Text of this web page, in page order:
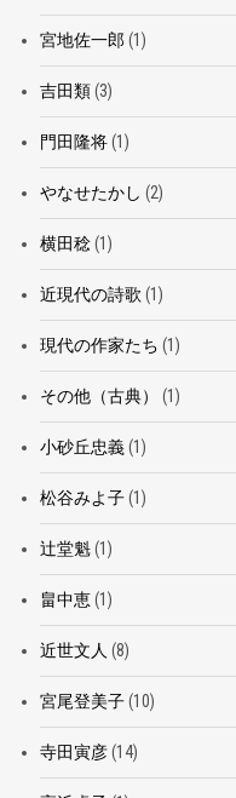
宮地佐一郎 (1)
吉田類(3)
門田隆将(1)
やなせたかし (2)
横田稔(1)
近現代の詩歌 (1)
現代の作家たち (1)
その他（古典） (1)
小砂丘忠義(1)
松谷みよ子(1)
辻堂魁(1)
畠中恵(1)
近世文人 (8)
宮尾登美子(10)
寺田寅彦(14)